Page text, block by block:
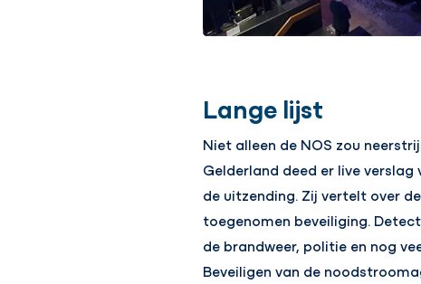
Lange lijst
Niet alleen de NOS zou
Gelderland deed er live verslag
de uitzending. Zij vertelt over
toegenomen beveiliging.
de brandweer, politie en nog
Beveiligen van de